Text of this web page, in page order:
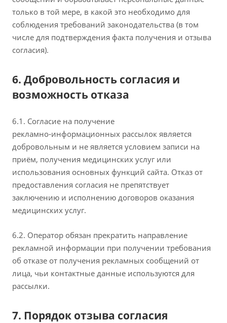
только в той мере, в какой это необходимо для
соблюдения требований законодательства (в том
числе для подтверждения факта получения и отзыва
согласия).
6. Добровольность согласия и
возможность отказа
6.1. Согласие на получение
рекламно‑информационных рассылок является
добровольным и не является условием записи на
приём, получения медицинских услуг или
использования основных функций сайта. Отказ от
предоставления согласия не препятствует
заключению и исполнению договоров оказания
медицинских услуг.
6.2. Оператор обязан прекратить направление
рекламной информации при получении требования
об отказе от получения рекламных сообщений от
лица, чьи контактные данные используются для
рассылки.
7. Порядок отзыва согласия